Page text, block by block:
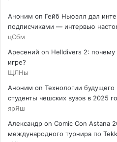
Аноним on Гейб Ньюэлл дал
подписчиками — интервью
цСбм
Аресений on Helldivers 2: почему
игре?
ЩЛНы
Аноним on Технологии будущего
студенты чешских вузов в 2025
ярЯш
Александр on Comic Con Astana
международного турнира по